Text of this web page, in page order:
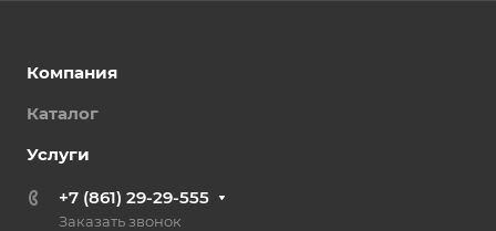
Компания
Каталог
Услуги
+7 (861) 29-29-555
Заказать звонок